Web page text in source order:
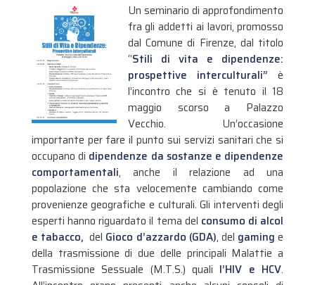
Un seminario di approfondimento
fra gli addetti ai lavori, promosso
dal Comune di Firenze, dal titolo
“Stili di vita e dipendenze:
prospettive interculturali” è
l’incontro che si è tenuto il 18
maggio scorso a Palazzo
Vecchio. Un’occasione
importante per fare il punto sui servizi sanitari che si
occupano di dipendenze da sostanze e dipendenze
comportamentali, anche il relazione ad una
popolazione che sta velocemente cambiando come
provenienze geografiche e culturali.Gli interventi degli
esperti hanno riguardato il tema del consumo di alcol
e tabacco, del Gioco d’azzardo (GDA), del gaming e
della trasmissione di due delle principali Malattie a
Trasmissione Sessuale (M.T.S.) quali l’HIV e HCV.